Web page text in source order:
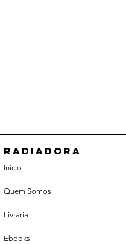
Radiadora
Início
Quem Somos
Livraria
Ebooks